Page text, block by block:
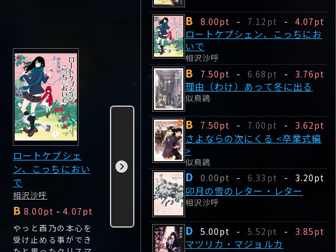
ロートケプシェ
ン、こっちにおい
で
相沢沙呼
B 8.00pt - 4.07pt
やっと酉乃の本心を
受け止める事ができ
理由（わけ）あっ
て冬に出る
3.76pt
芸術棟に、フルート
を吹く幽霊が出るら
る <卒業式編>
似鳥鶏
B
「東雅彦は嘘つきで
女たらしです」愛心
ー・レタ
相沢沙呼
不可解な
妹に揺れ
B 8.00pt - 7.12pt - 4.07pt
ロートケプシェン、こっちにお
いで
相沢沙呼
B 7.50pt - 6.68pt - 3.76pt
理由（わけ）あって冬に出る
似鳥鶏
B 7.50pt - 7.00pt - 3.62pt
さよならの次にくる <卒業式編
>
似鳥鶏
D 0.00pt - 6.33pt - 3.20pt
卯月の雪のレター・レター
相沢沙呼
D 5.00pt - 5.52pt - 3.85pt
マツリカ・マジョルカ